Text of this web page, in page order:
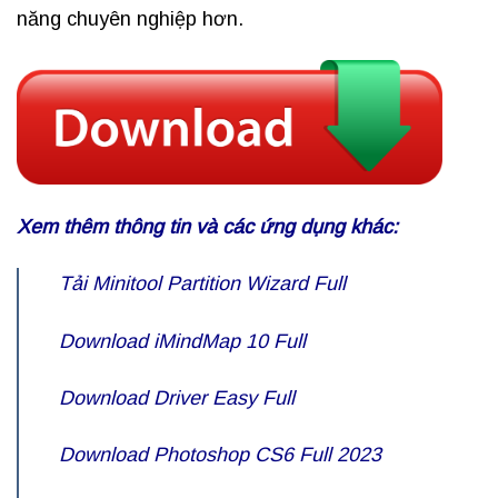
năng chuyên nghiệp hơn.
Xem thêm thông tin và các ứng dụng khác:
Tải Minitool Partition Wizard Full
Download iMindMap 10 Full
Download Driver Easy Full
Download Photoshop CS6 Full 2023